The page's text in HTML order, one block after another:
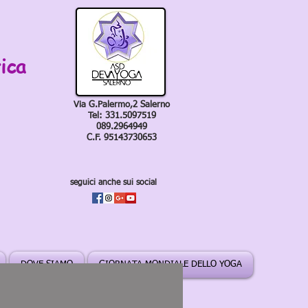
Via G.Palermo,2 Salerno
Tel: 331.5097519
089.2964949
C.F. 95143730653
seguici anche sui social
DOVE SIAMO GIORNATA MONDIALE DELLO YOGA